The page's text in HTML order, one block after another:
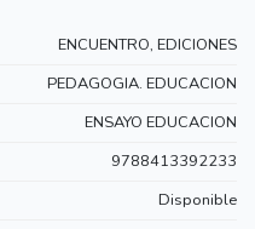
ENCUENTRO, EDICIONES
PEDAGOGIA. EDUCACION
ENSAYO EDUCACION
9788413392233
Disponible